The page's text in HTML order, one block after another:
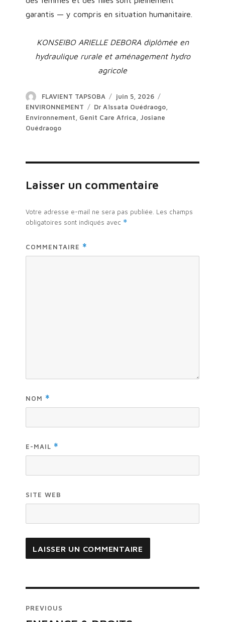
garantis — y compris en situation humanitaire.
KONSEIBO ARIELLE DEBORA diplômée en
hydraulique rurale et aménagement hydro
agricole
Author
FLAVIENT TAPSOBA
Posted
on
juin 5, 2026
ENVIRONNEMENT
Tags
Dr Aïssata Ouédraogo,
Environnement, Genit Care Africa, Josiane
Ouédraogo
Laisser un commentaire
Votre adresse e-mail ne sera pas publiée. Les champs
obligatoires sont indiqués avec *
COMMENTAIRE *
NOM *
E-MAIL *
SITE WEB
PREVIOUS